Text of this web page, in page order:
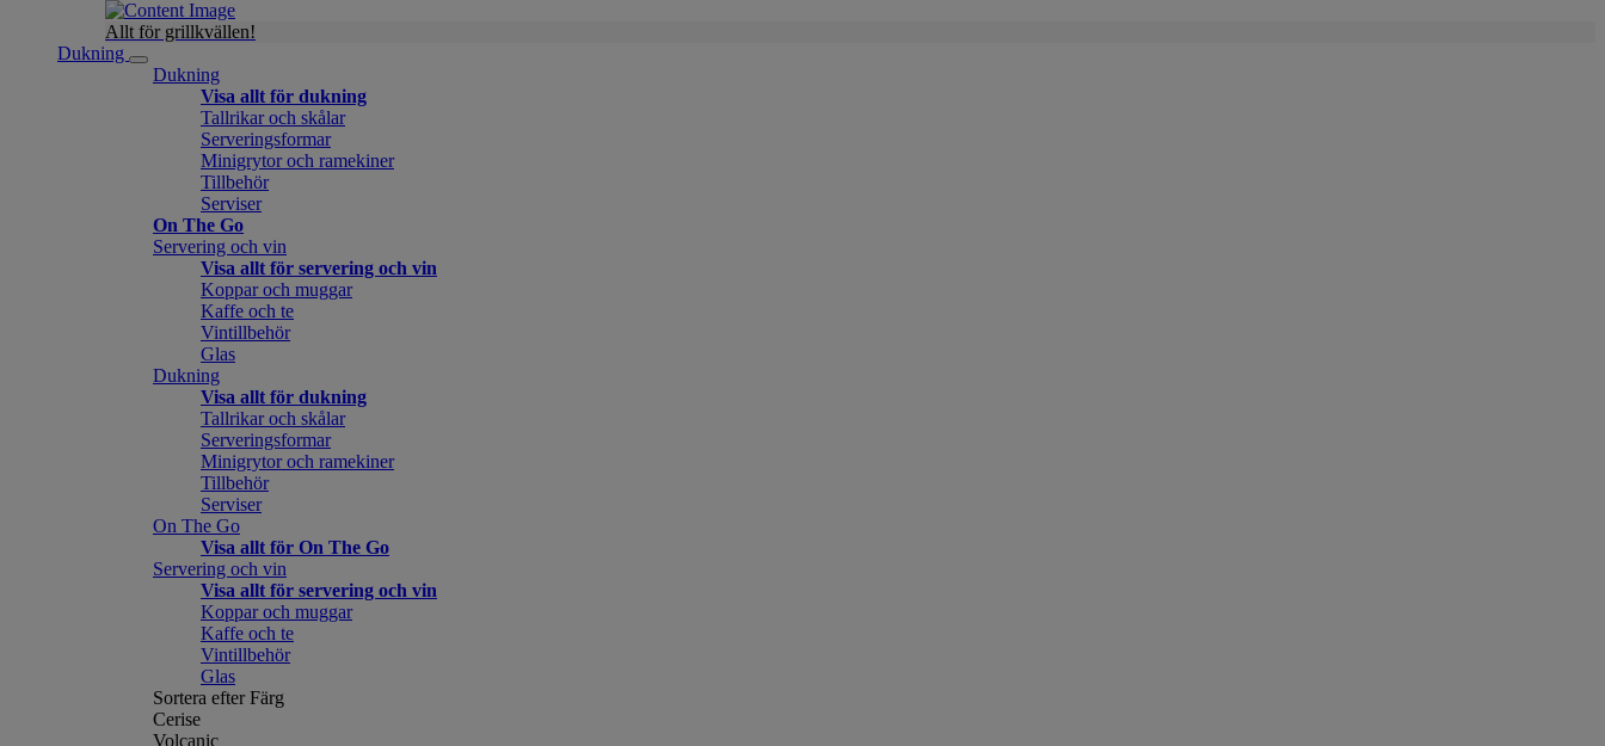
Allt för grillkvällen!
Dukning
Dukning
Visa allt för dukning
Tallrikar och skålar
Serveringsformar
Minigrytor och ramekiner
Tillbehör
Serviser
On The Go
Servering och vin
Visa allt för servering och vin
Koppar och muggar
Kaffe och te
Vintillbehör
Glas
Dukning
Visa allt för dukning
Tallrikar och skålar
Serveringsformar
Minigrytor och ramekiner
Tillbehör
Serviser
On The Go
Visa allt för On The Go
Servering och vin
Visa allt för servering och vin
Koppar och muggar
Kaffe och te
Vintillbehör
Glas
Sortera efter Färg
Cerise
Volcanic